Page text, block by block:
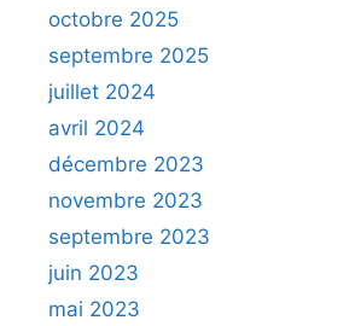
octobre 2025
septembre 2025
juillet 2024
avril 2024
décembre 2023
novembre 2023
septembre 2023
juin 2023
mai 2023